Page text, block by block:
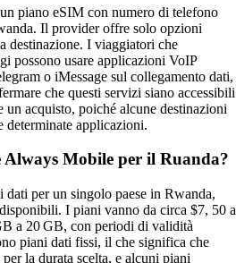
piano eSIM con numero di telefono
Il provider offre solo opzioni
destinazione. I viaggiatori che
possono usare applicazioni VoIP
o iMessage sul collegamento dati,
che questi servizi siano accessibili
acquisto, poiché alcune destinazioni
determinate applicazioni.
Mobile per il Ruanda?
per un singolo paese in Rwanda,
I piani vanno da circa $7, 50 a
a 20 GB, con periodi di validità
piani dati fissi, il che significa che
la durata scelta, e alcuni piani